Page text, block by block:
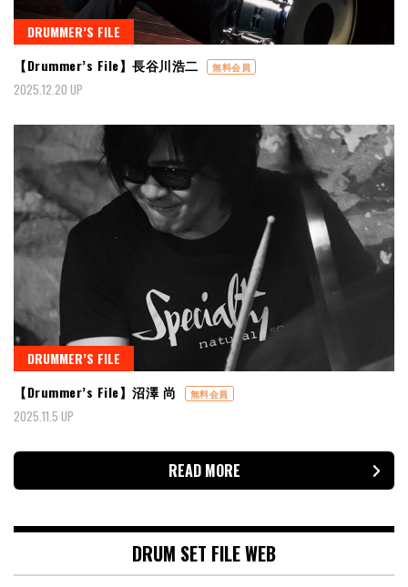
DRUMMER’S FILE
【Drummer’s File】長谷川浩二
無料会員
2025.12.20 UP
DRUMMER’S FILE
【Drummer’s File】沼澤 尚
無料会員
2025.11.5 UP
READ MORE
DRUM SET FILE WEB